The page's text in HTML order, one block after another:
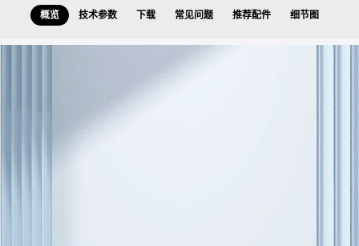
概览 技术参数 下载 常见问题 推荐配件 细节图